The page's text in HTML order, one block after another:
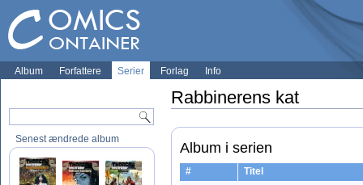
Album Forfattere Serier Forlag Info
Senest ændrede album
Rabbinerens kat
Album i serien
#
Titel